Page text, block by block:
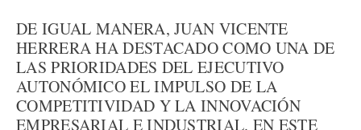
DE IGUAL MANERA, JUAN VICENTE
HERRERA HA DESTACADO COMO UNA DE
LAS PRIORIDADES DEL EJECUTIVO
AUTONÓMICO EL IMPULSO DE LA
COMPETITIVIDAD Y LA INNOVACIÓN
EMPRESARIAL E INDUSTRIAL. EN ESTE